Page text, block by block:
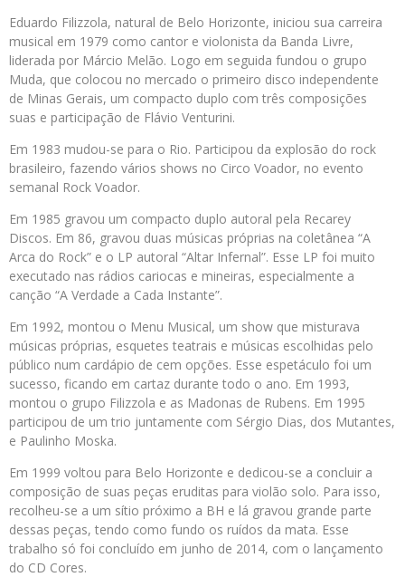
Eduardo Filizzola, natural de Belo Horizonte, iniciou sua carreira
musical em 1979 como cantor e violonista da Banda Livre,
liderada por Márcio Melão. Logo em seguida fundou o grupo
Muda, que colocou no mercado o primeiro disco independente
de Minas Gerais, um compacto duplo com três composições
suas e participação de Flávio Venturini.
Em 1983 mudou-se para o Rio. Participou da explosão do rock
brasileiro, fazendo vários shows no Circo Voador, no evento
semanal Rock Voador.
Em 1985 gravou um compacto duplo autoral pela Recarey
Discos. Em 86, gravou duas músicas próprias na coletânea “A
Arca do Rock” e o LP autoral “Altar Infernal”. Esse LP foi muito
executado nas rádios cariocas e mineiras, especialmente a
canção “A Verdade a Cada Instante”.
Em 1992, montou o Menu Musical, um show que misturava
músicas próprias, esquetes teatrais e músicas escolhidas pelo
público num cardápio de cem opções. Esse espetáculo foi um
sucesso, ficando em cartaz durante todo o ano. Em 1993,
montou o grupo Filizzola e as Madonas de Rubens. Em 1995
participou de um trio juntamente com Sérgio Dias, dos Mutantes,
e Paulinho Moska.
Em 1999 voltou para Belo Horizonte e dedicou-se a concluir a
composição de suas peças eruditas para violão solo. Para isso,
recolheu-se a um sítio próximo a BH e lá gravou grande parte
dessas peças, tendo como fundo os ruídos da mata. Esse
trabalho só foi concluído em junho de 2014, com o lançamento
do CD Cores.